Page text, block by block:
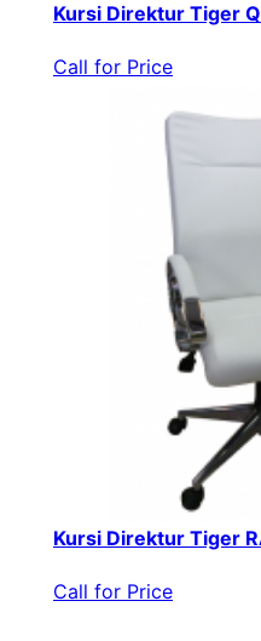
Kursi Direktur Tiger
Call for Price
Kursi Direktur Tiger
Call for Price